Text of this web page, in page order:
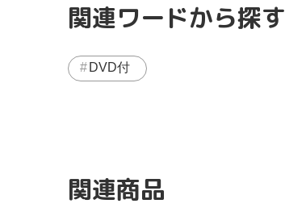
関連ワードから探す
DVD付
関連商品